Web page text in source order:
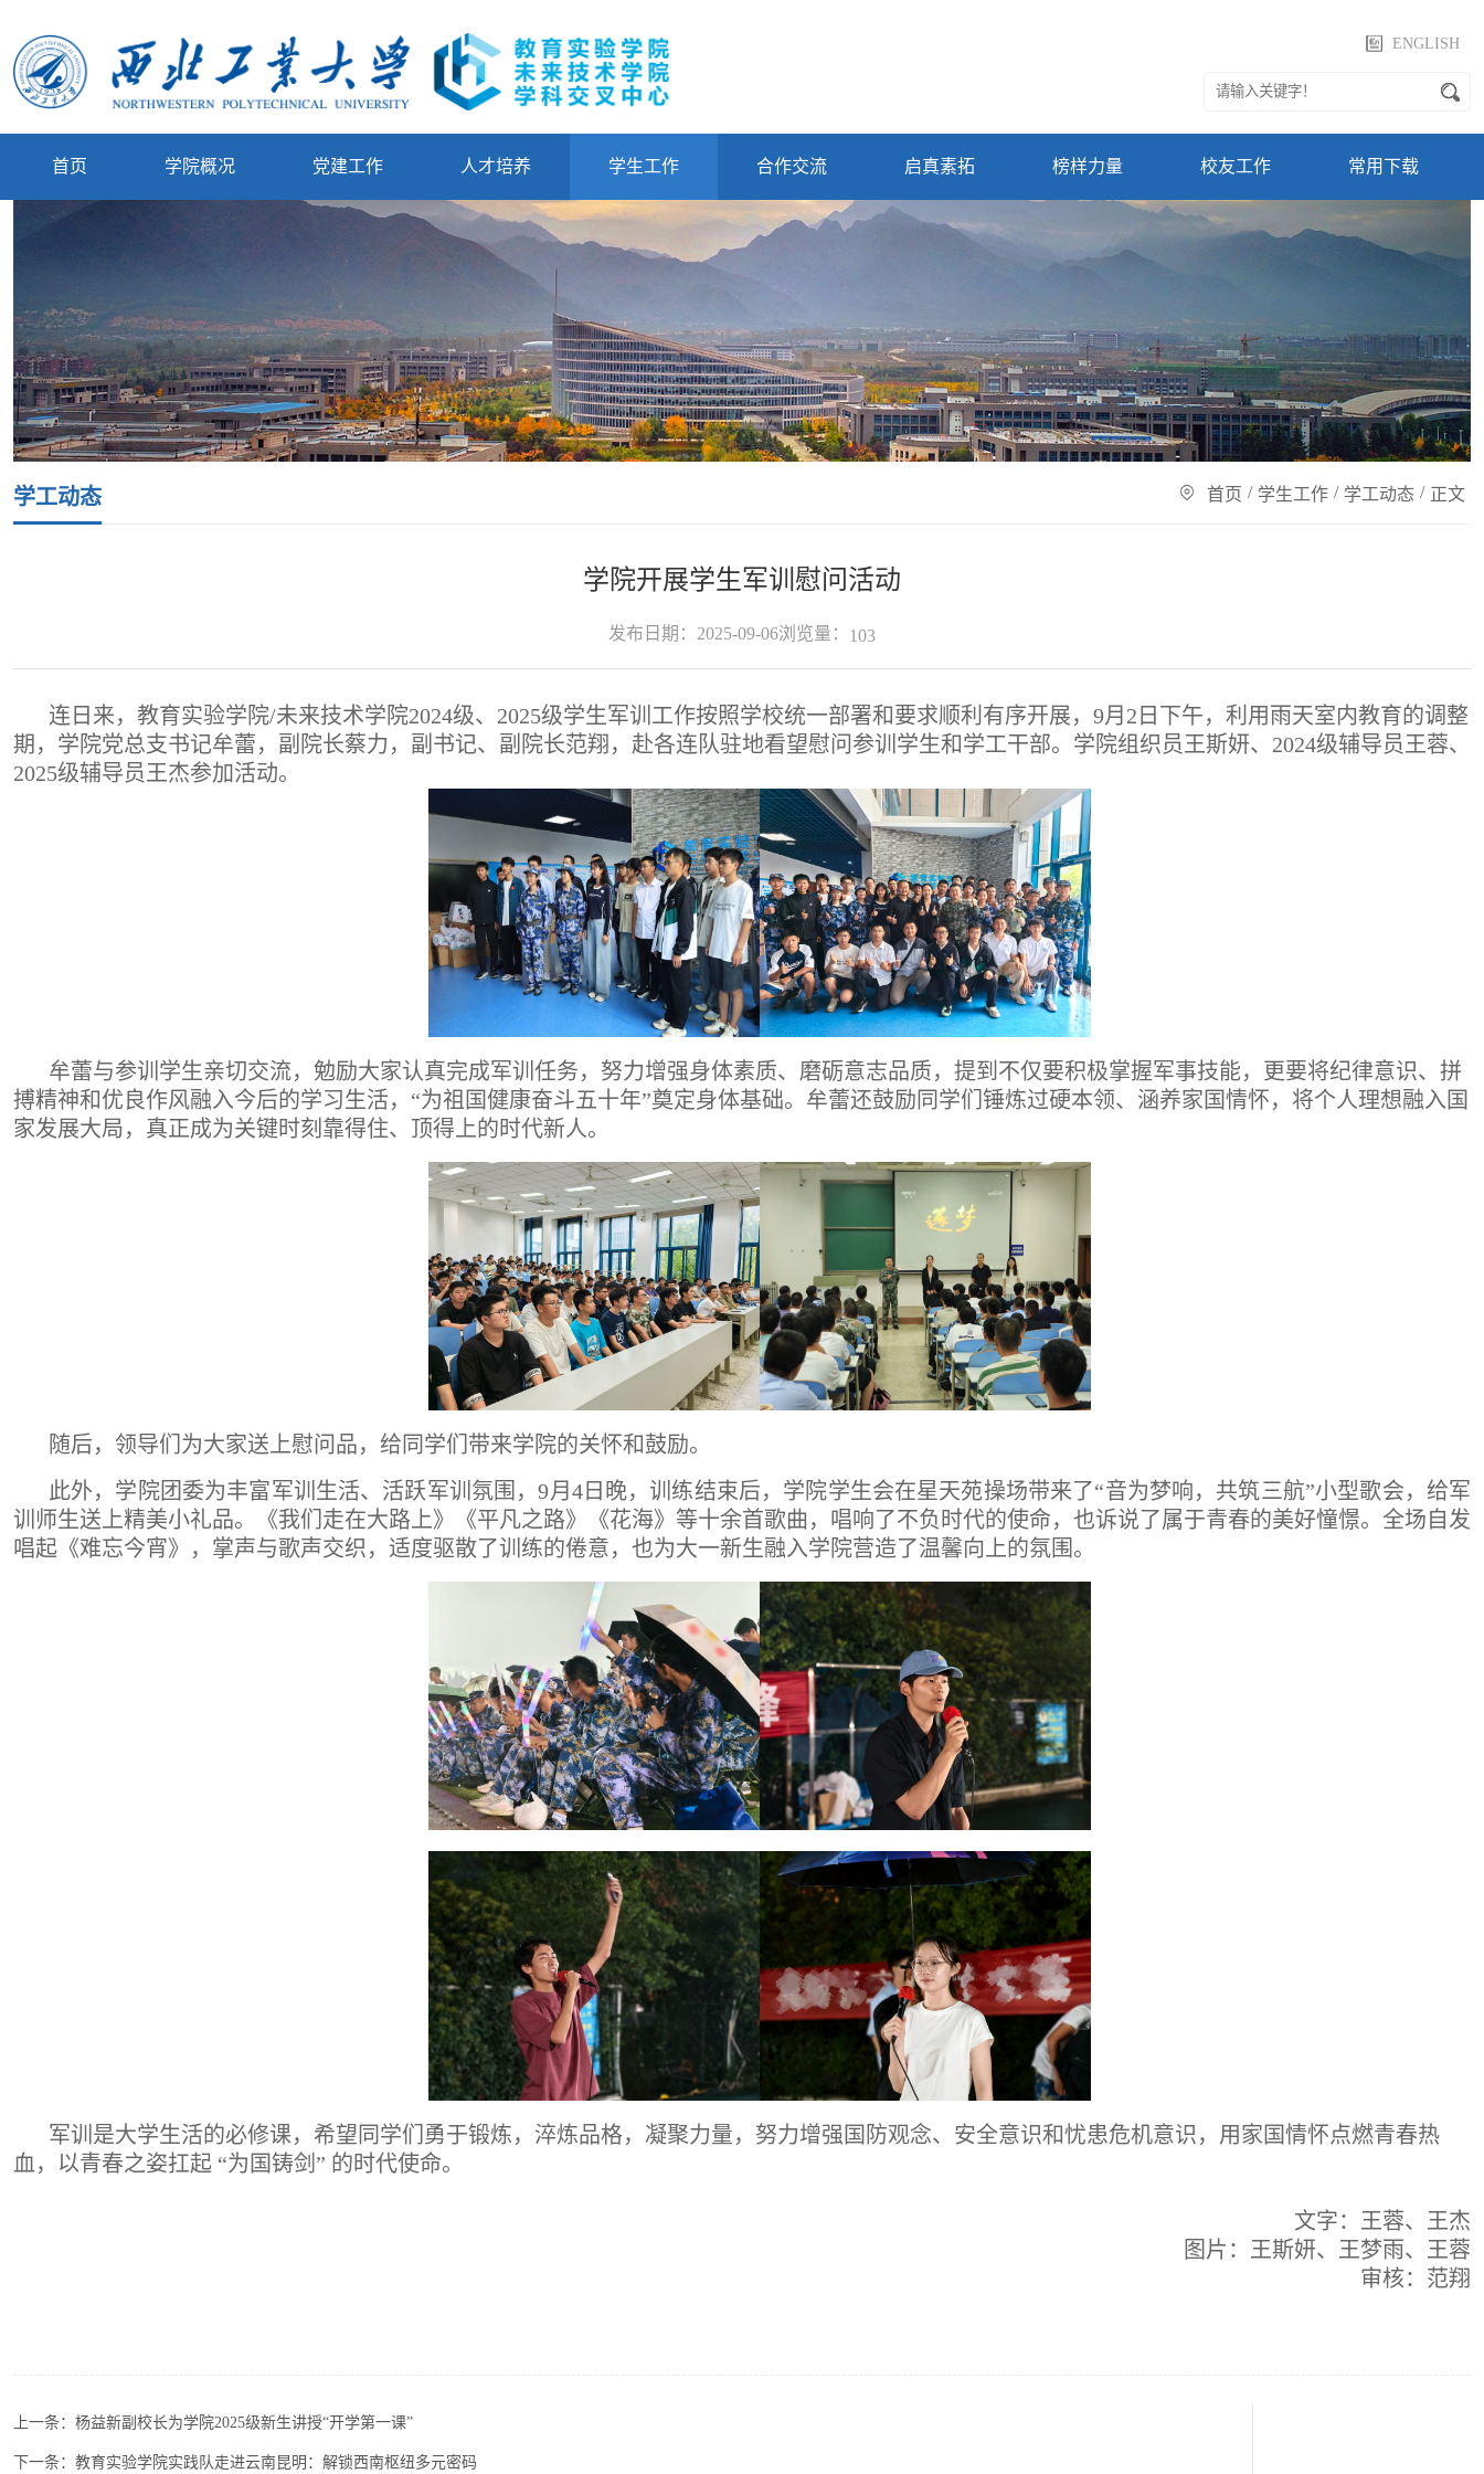
ENGLISH
首页 学院概况 党建工作 人才培养 学生工作 合作交流 启真素拓 榜样力量 校友工作 常用下载
学工动态 首页 / 学生工作 / 学工动态 / 正文
学院开展学生军训慰问活动
发布日期：2025-09-06浏览量： 103
连日来，教育实验学院/未来技术学院2024级、2025级学生军训工作按照学校统一部署和要求顺利有序开展，9月2日下午，利用雨天室内教育的调整
期，学院党总支书记牟蕾，副院长蔡力，副书记、副院长范翔，赴各连队驻地看望慰问参训学生和学工干部。学院组织员王斯妍、2024级辅导员王蓉、
2025级辅导员王杰参加活动。
牟蕾与参训学生亲切交流，勉励大家认真完成军训任务，努力增强身体素质、磨砺意志品质，提到不仅要积极掌握军事技能，更要将纪律意识、拼
搏精神和优良作风融入今后的学习生活，“为祖国健康奋斗五十年”奠定身体基础。牟蕾还鼓励同学们锤炼过硬本领、涵养家国情怀，将个人理想融入国
家发展大局，真正成为关键时刻靠得住、顶得上的时代新人。
随后，领导们为大家送上慰问品，给同学们带来学院的关怀和鼓励。
此外，学院团委为丰富军训生活、活跃军训氛围，9月4日晚，训练结束后，学院学生会在星天苑操场带来了“音为梦响，共筑三航”小型歌会，给军
训师生送上精美小礼品。《我们走在大路上》《平凡之路》《花海》等十余首歌曲，唱响了不负时代的使命，也诉说了属于青春的美好憧憬。全场自发
唱起《难忘今宵》，掌声与歌声交织，适度驱散了训练的倦意，也为大一新生融入学院营造了温馨向上的氛围。
军训是大学生活的必修课，希望同学们勇于锻炼，淬炼品格，凝聚力量，努力增强国防观念、安全意识和忧患危机意识，用家国情怀点燃青春热
血，以青春之姿扛起 “为国铸剑” 的时代使命。
文字：王蓉、王杰
图片：王斯妍、王梦雨、王蓉
审核：范翔
上一条： 杨益新副校长为学院2025级新生讲授“开学第一课”
下一条： 教育实验学院实践队走进云南昆明：解锁西南枢纽多元密码